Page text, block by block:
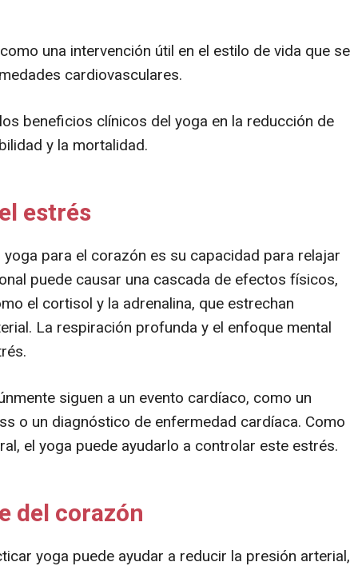
una intervención útil en el estilo de vida que se
cardiovasculares.
beneficios clínicos del yoga en la reducción de
y la mortalidad.
estrés
para el corazón es su capacidad para relajar
puede causar una cascada de efectos físicos,
el cortisol y la adrenalina, que estrechan
La respiración profunda y el enfoque mental
siguen a un evento cardíaco, como un
o un diagnóstico de enfermedad cardíaca. Como
el yoga puede ayudarlo a controlar este estrés.
del corazón
yoga puede ayudar a reducir la presión arterial,